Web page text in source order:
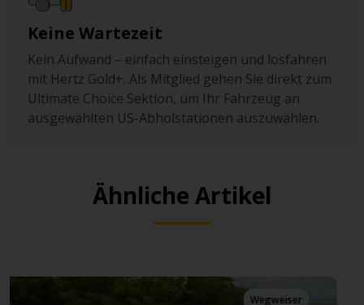
Keine Wartezeit
Kein Aufwand – einfach einsteigen und losfahren
mit Hertz Gold+. Als Mitglied gehen Sie direkt zum
Ultimate Choice Sektion, um Ihr Fahrzeug an
ausgewählten US-Abholstationen auszuwählen.
Ähnliche Artikel
Wegweiser